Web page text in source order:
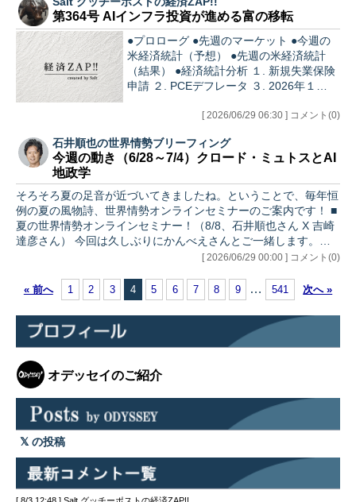
外れは嫌 ●また新党？ 6/26 立川市議会議員選挙 ～ 国政への
影響と泡沫候補 ●国政選挙とは真逆 ●組むメリット・デメリ
ット ●ピーク…
第364号 AIインフラ投資が進める富の移転
●プロローグ ●先週のマーケット ●今週の
米経済統計（予想） ●先週の米経済統計
（結果） ●経済統計分析 １. 新規失業保険
申請 ２. PCEデフレータ ３. 2026年１
化 〇日銀6月会合主な意見 ●あとがき ●プ
いるFRB改革の進捗とともに、よりData-
dependent（データ依存）な姿勢となるこ
と大事なのが、一つ一つの経済統計という
ことにもなり、特に先週はFRBがかねてよ
り重要視していたPCEデフレータの発表が
あった。 また、AI関連でも動きがありマ
[ 2026/06/29 06:30 ] コメント(0)
石井順也の世界情勢ブリーフィング
今週の動き（6/28～7/4）クロード・ミュトスとAI
地政学
そろそろ夏の足音が近づいてきましたね。ということで、毎年恒
例の夏の風物詩、世界情勢オンラインセミナーのご案内です！ ■
夏の世界情勢オンラインセミナー！（8/8、石井順也さん X 吉崎
達彦さん） 今回は久しぶりにかんべえさんとご一緒します。ち
ょうどお盆前、ゆっくり夏休みに入る前に、世界情勢とAIについ
は、アンソロピックのクロード・ミュトスをめぐる問題を取り上
げます。読者の方からもリクエストをいただいていましたが、個
別の問題としての分析にとどまらず、AIと国際政治という、より
[ 2026/06/29 00:00 ] コメント(0)
« 前へ 1 2 3 4 5 6 7 8 9 … 541 次へ »
オデッセイのご紹介
の投稿